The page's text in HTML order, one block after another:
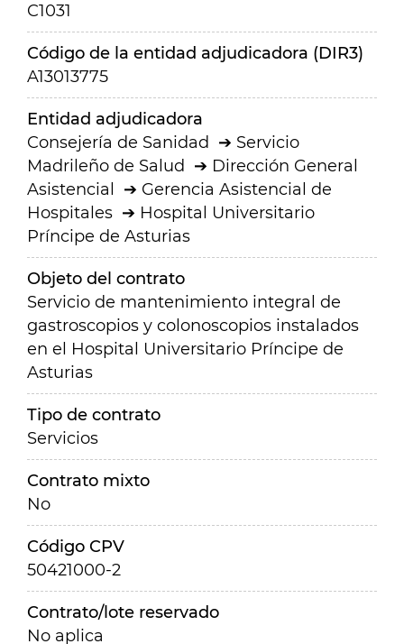
C1031
Código de la entidad adjudicadora (DIR3)
A13013775
Entidad adjudicadora
Consejería de Sanidad
Servicio
Madrileño de Salud
Dirección General
Asistencial
Gerencia Asistencial de
Hospitales
Hospital Universitario
Príncipe de Asturias
Objeto del contrato
Servicio de mantenimiento integral de
gastroscopios y colonoscopios instalados
en el Hospital Universitario Príncipe de
Asturias
Tipo de contrato
Servicios
Contrato mixto
No
Código CPV
50421000-2
Contrato/lote reservado
No aplica